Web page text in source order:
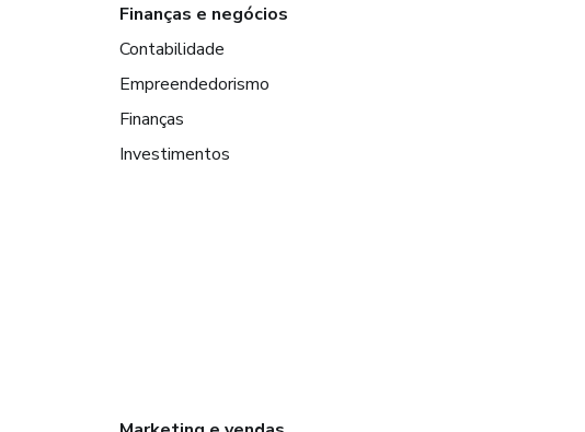
Finanças e negócios
Contabilidade
Empreendedorismo
Finanças
Investimentos